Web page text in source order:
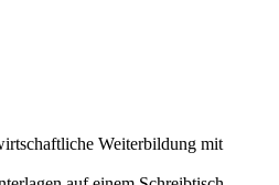
Weiterbildung mit